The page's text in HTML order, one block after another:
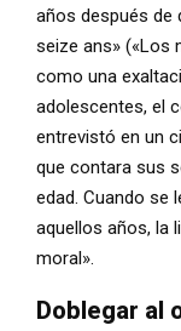
años después de
seize ans» («Los
como una
adolescentes, el
entrevistó en un
que contara sus
edad. Cuando se
aquellos años, la
moral».
Doblegar al